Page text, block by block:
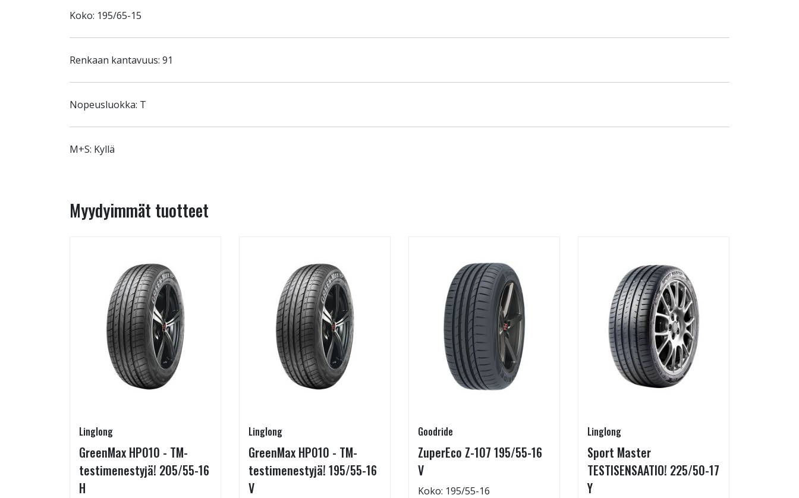
Koko: 195/65-15
Renkaan kantavuus: 91
Nopeusluokka: T
M+S: Kyllä
Myydyimmät tuotteet
Linglong
GreenMax HP010 - TM-
testimenestyjä! 205/55-16
H
Linglong
GreenMax HP010 - TM-
testimenestyjä! 195/55-16
V
Goodride
ZuperEco Z-107 195/55-16
V
Koko: 195/55-16
Linglong
Sport Master
TESTISENSAATIO! 225/50-17
Y